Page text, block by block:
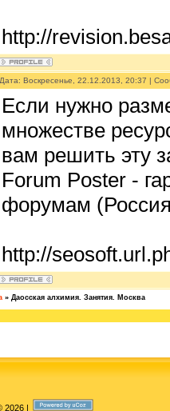
http://
Дата: Воскресенье, 22.12.2013, 20:37 |
Если нужно
множестве
вам решить эту
Forum Poster -
форумам
http://
» Даосская алхимия. Занятия. Москва
2026|